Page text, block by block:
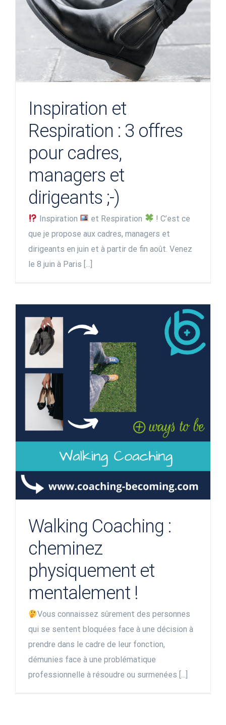
Inspiration et
Respiration : 3 offres
pour cadres,
managers et
dirigeants ;-)
Inspiration et Respiration
! C’est ce
que je propose aux cadres, managers et
dirigeants en juin et à partir de fin août. Venez
le 8 juin à Paris [...]
Walking Coaching :
cheminez
physiquement et
mentalement !
Vous connaissez sûrement des personnes
qui se sentent bloquées face à une décision à
prendre dans le cadre de leur fonction,
démunies face à une problématique
professionnelle à résoudre ou surmenées [...]